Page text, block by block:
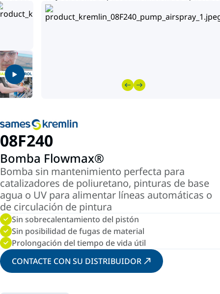
08F240
Bomba Flowmax®
Bomba sin mantenimiento perfecta para
catalizadores de poliuretano, pinturas de base
agua o UV para alimentar líneas automáticas o
de circulación de pintura
Sin sobrecalentamiento del pistón
Sin posibilidad de fugas de material
Prolongación del tiempo de vida útil
CONTACTE CON SU DISTRIBUIDOR